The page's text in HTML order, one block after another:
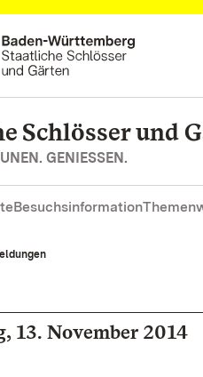
Schlösser und
GENIESSEN.
Besuchsinformation
13. November 2014